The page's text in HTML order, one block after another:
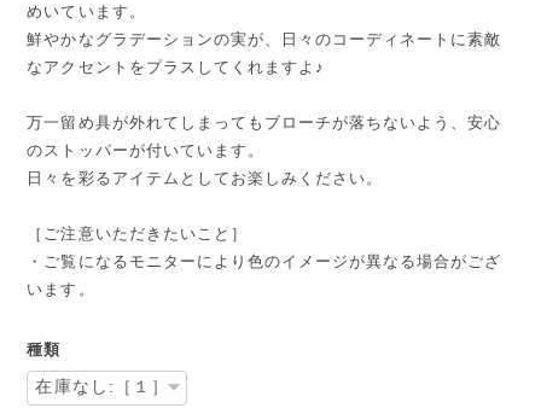
めいています。
鮮やかなグラデーションの実が、日々のコーディネートに素敵
なアクセントをプラスしてくれますよ♪
万一留め具が外れてしまってもブローチが落ちないよう、安心
のストッパーが付いています。
日々を彩るアイテムとしてお楽しみください。
［ご注意いただきたいこと］
・ご覧になるモニターにより色のイメージが異なる場合がござ
います。
種類